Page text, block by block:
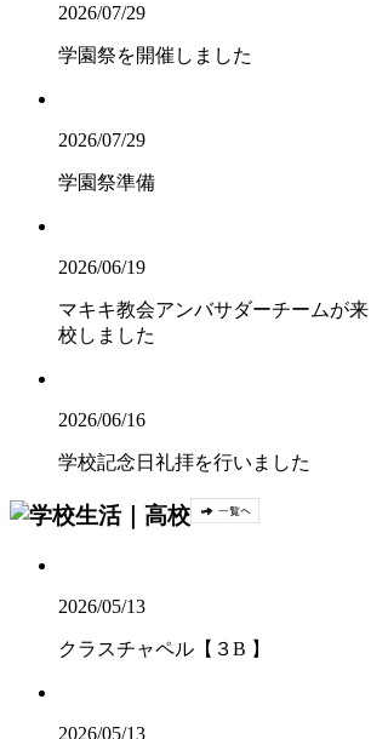
2026/07/29
学園祭を開催しました
2026/07/29
学園祭準備
2026/06/19
マキキ教会アンバサダーチームが来
校しました
2026/06/16
学校記念日礼拝を行いました
2026/05/13
クラスチャペル【３B 】
2026/05/13